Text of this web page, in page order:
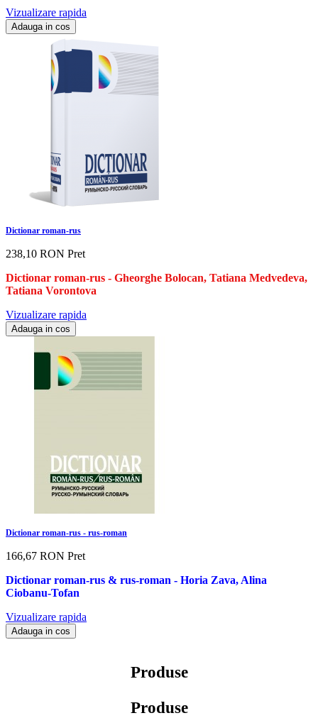
Vizualizare rapida
Adauga in cos
Dictionar roman-rus
238,10 RON Pret
Dictionar roman-rus - Gheorghe Bolocan, Tatiana Medvedeva,
Tatiana Vorontova
Vizualizare rapida
Adauga in cos
Dictionar roman-rus - rus-roman
166,67 RON Pret
Dictionar roman-rus & rus-roman - Horia Zava, Alina
Ciobanu-Tofan
Vizualizare rapida
Adauga in cos
Produse
Produse